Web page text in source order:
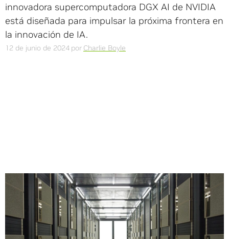
innovadora supercomputadora DGX AI de NVIDIA
está diseñada para impulsar la próxima frontera en
la innovación de IA.
12 de junio de 2024 por Charlie Boyle
Compartir